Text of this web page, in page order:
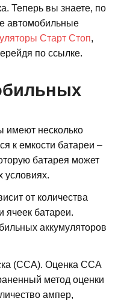
Теперь вы знаете, по
автомобильные
Старт Стоп,
по ссылке.
имеют несколько
к емкости батареи –
батарея может
условиях.
от количества
ячеек батареи.
аккумуляторов
(CCA). Оценка CCA
метод оценки
ампер,